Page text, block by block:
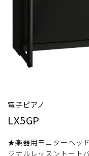
電子ピアノ
LX5GP
★楽器用モニターヘッ
ジナルレッスントート